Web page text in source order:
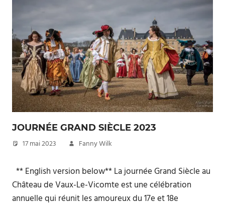
JOURNÉE GRAND SIÈCLE 2023
17 mai 2023 Fanny Wilk
** English version below** La journée Grand Siècle au
Château de Vaux-Le-Vicomte est une célébration
annuelle qui réunit les amoureux du 17e et 18e